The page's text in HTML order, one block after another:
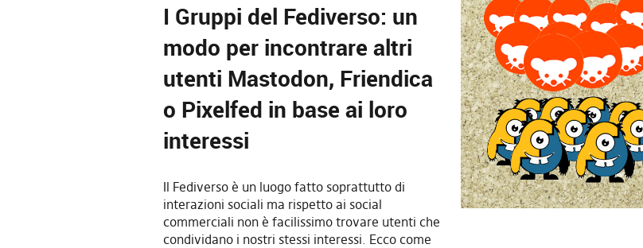
I Gruppi del Fediverso: un
modo per incontrare altri
utenti Mastodon, Friendica
o Pixelfed in base ai loro
interessi
Il Fediverso è un luogo fatto soprattutto di
interazioni sociali ma rispetto ai social
commerciali non è facilissimo trovare utenti che
condividano i nostri stessi interessi. Ecco come